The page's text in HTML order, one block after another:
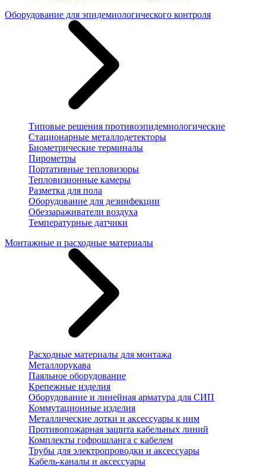
Оборудование для эпидемиологического контроля
Типовые решения противоэпидемиологические
Стационарные металлодетекторы
Биометрические терминалы
Пирометры
Портативные тепловизоры
Тепловизионные камеры
Разметка для пола
Оборудование для дезинфекции
Обеззараживатели воздуха
Температурные датчики
Монтажные и расходные материалы
Расходные материалы для монтажа
Металлорукава
Паяльное оборудование
Крепежные изделия
Оборудование и линейная арматура для СИП
Коммутационные изделия
Металлические лотки и аксессуары к ним
Противопожарная защита кабельных линий
Комплекты гофрошланга с кабелем
Трубы для электропроводки и аксессуары
Кабель-каналы и аксессуары